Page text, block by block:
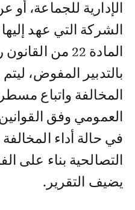
الإدارية للجماعة،
الشركة التي عهد
بالتدبير المفوض،
المخالفة واتباع
العمومي وفق
في حالة أداء
يضيف التقرير.